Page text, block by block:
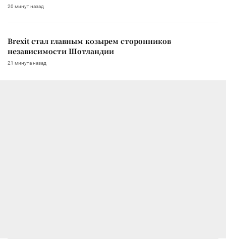
20 минут назад
Brexit стал главным козырем сторонников
независимости Шотландии
21 минута назад